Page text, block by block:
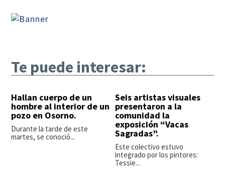
Te puede interesar:
Hallan cuerpo de un
hombre al interior de un
pozo en Osorno.
Durante la tarde de este
martes, se conoció...
Seis artistas visuales
presentaron a la
comunidad la
exposición “Vacas
Sagradas”.
Este colectivo estuvo
integrado por los pintores:
Tessie...